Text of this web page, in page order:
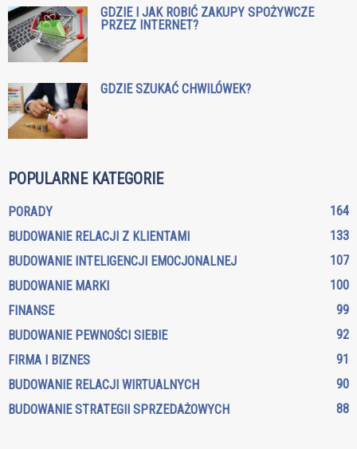
GDZIE I JAK ROBIĆ ZAKUPY SPOŻYWCZE
PRZEZ INTERNET?
GDZIE SZUKAĆ CHWILÓWEK?
POPULARNE KATEGORIE
PORADY
164
BUDOWANIE RELACJI Z KLIENTAMI
133
BUDOWANIE INTELIGENCJI EMOCJONALNEJ
107
BUDOWANIE MARKI
100
FINANSE
99
BUDOWANIE PEWNOŚCI SIEBIE
92
FIRMA I BIZNES
91
BUDOWANIE RELACJI WIRTUALNYCH
90
BUDOWANIE STRATEGII SPRZEDAŻOWYCH
88